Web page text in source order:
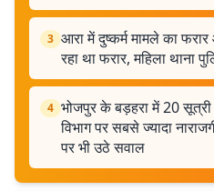
3 आरा में दुष्कर्म मामले का
रहा था फरार, महिला थाना
4 भोजपुर के बड़हरा में 20
विभाग पर सबसे ज्यादा
पर भी उठे सवाल